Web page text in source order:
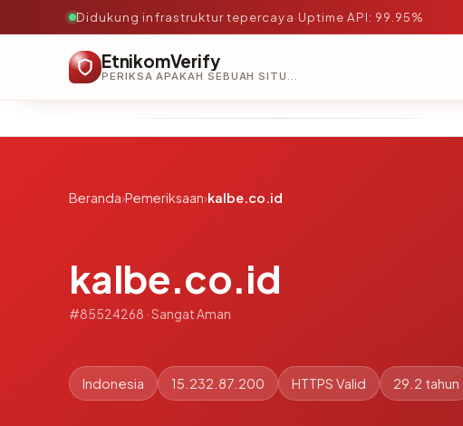
Didukung infrastruktur tepercaya·Uptime API: 99.95%
EtnikomVerify
PERIKSA APAKAH SEBUAH SITUS AMAN, TEPERCAYA, DAN TERVERIFIKASI DALAM HITUNGAN DETIK.
Beranda›Pemeriksaan›kalbe.co.id
kalbe.co.id
#85524268 · Sangat Aman
Indonesia 15.232.87.200 HTTPS Valid 29.2 tahun